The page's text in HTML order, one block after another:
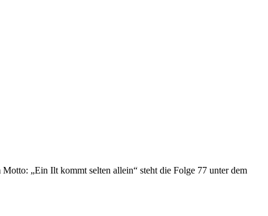
„Ein Ilt kommt selten allein“ steht die Folge 77 unter dem